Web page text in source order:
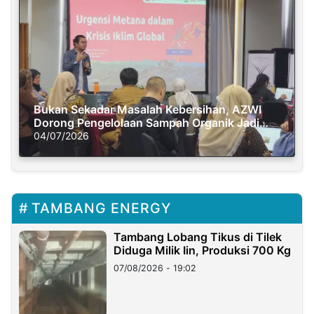
Bukan Sekadar Masalah Kebersihan, AZWI
Dorong Pengelolaan Sampah Organik Jadi
Solusi Krisis Iklim
04/07/2026
TAMBANG ENERGY
Tambang Lobang Tikus di Tilek
Diduga Milik Iin, Produksi 700 Kg
07/08/2026 - 19:02